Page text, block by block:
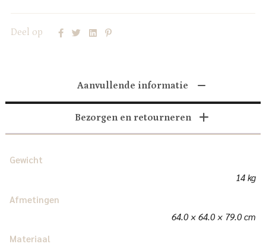
Deel op
Aanvullende informatie
Bezorgen en retourneren
Gewicht
14 kg
Afmetingen
64.0 × 64.0 × 79.0 cm
Materiaal